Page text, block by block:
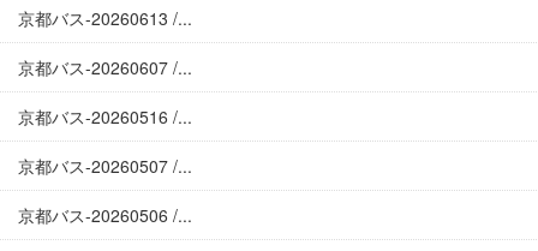
京都バス-20260613 /...
京都バス-20260607 /...
京都バス-20260516 /...
京都バス-20260507 /...
京都バス-20260506 /...